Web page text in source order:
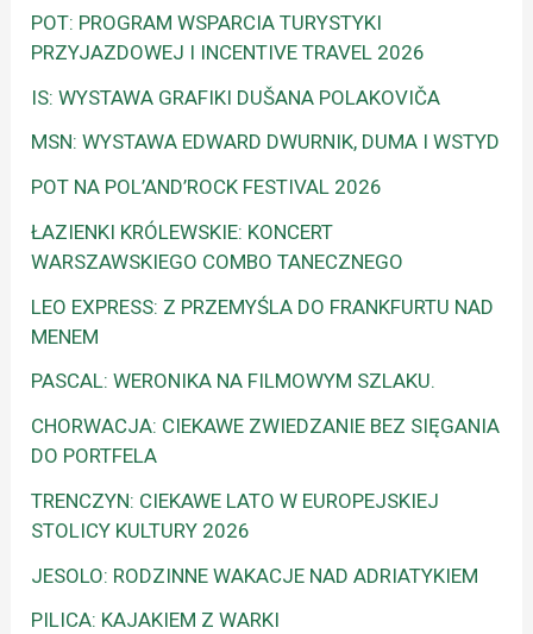
POT: PROGRAM WSPARCIA TURYSTYKI
PRZYJAZDOWEJ I INCENTIVE TRAVEL 2026
IS: WYSTAWA GRAFIKI DUŠANA POLAKOVIČA
MSN: WYSTAWA EDWARD DWURNIK, DUMA I WSTYD
POT NA POL’AND’ROCK FESTIVAL 2026
ŁAZIENKI KRÓLEWSKIE: KONCERT
WARSZAWSKIEGO COMBO TANECZNEGO
LEO EXPRESS: Z PRZEMYŚLA DO FRANKFURTU NAD
MENEM
PASCAL: WERONIKA NA FILMOWYM SZLAKU.
CHORWACJA: CIEKAWE ZWIEDZANIE BEZ SIĘGANIA
DO PORTFELA
TRENCZYN: CIEKAWE LATO W EUROPEJSKIEJ
STOLICY KULTURY 2026
JESOLO: RODZINNE WAKACJE NAD ADRIATYKIEM
PILICA: KAJAKIEM Z WARKI